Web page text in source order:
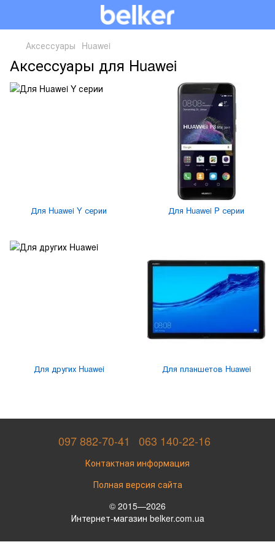
Аксессуары Huawei
Аксессуары для Huawei
Для Huawei Y серии Для Huawei P серии
Для других Huawei Для планшетов Huawei
097 882-70-41 063 140-22-16
Контактная информация
Полная версия сайта
© 2015—2026
Интернет-магазин belker.com.ua